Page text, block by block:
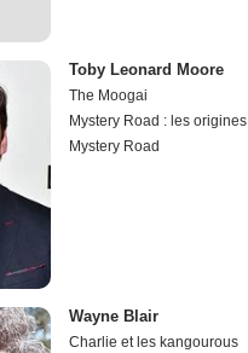
Toby Leonard Moore
The Moogai
Mystery Road : les origines
Mystery Road
Wayne Blair
Charlie et les kangourous